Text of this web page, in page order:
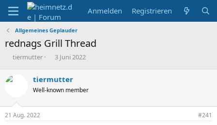
Anmelden Registrieren
Allgemeines Geplauder
rednags Grill Thread
E
t
l
e
tiermutter
E
t
e
l
3 Juni 2022
tiermutter
Well-known member
21 Aug. 2022 #241